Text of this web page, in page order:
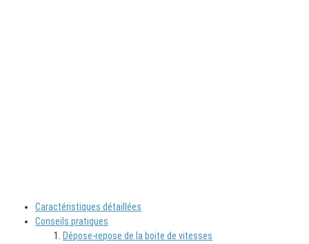
Caractéristiques détaillées
Conseils pratiques
Dépose-repose de la boite de vitesses